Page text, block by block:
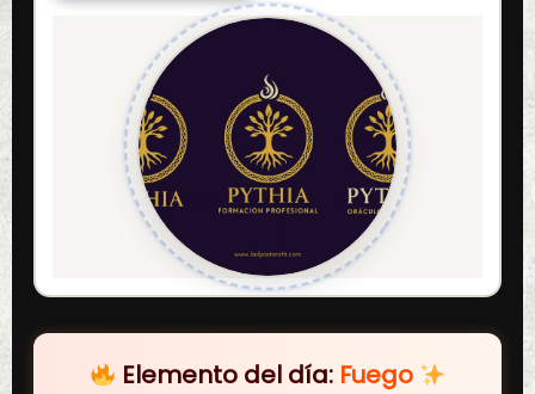
Elemento del día: Fuego